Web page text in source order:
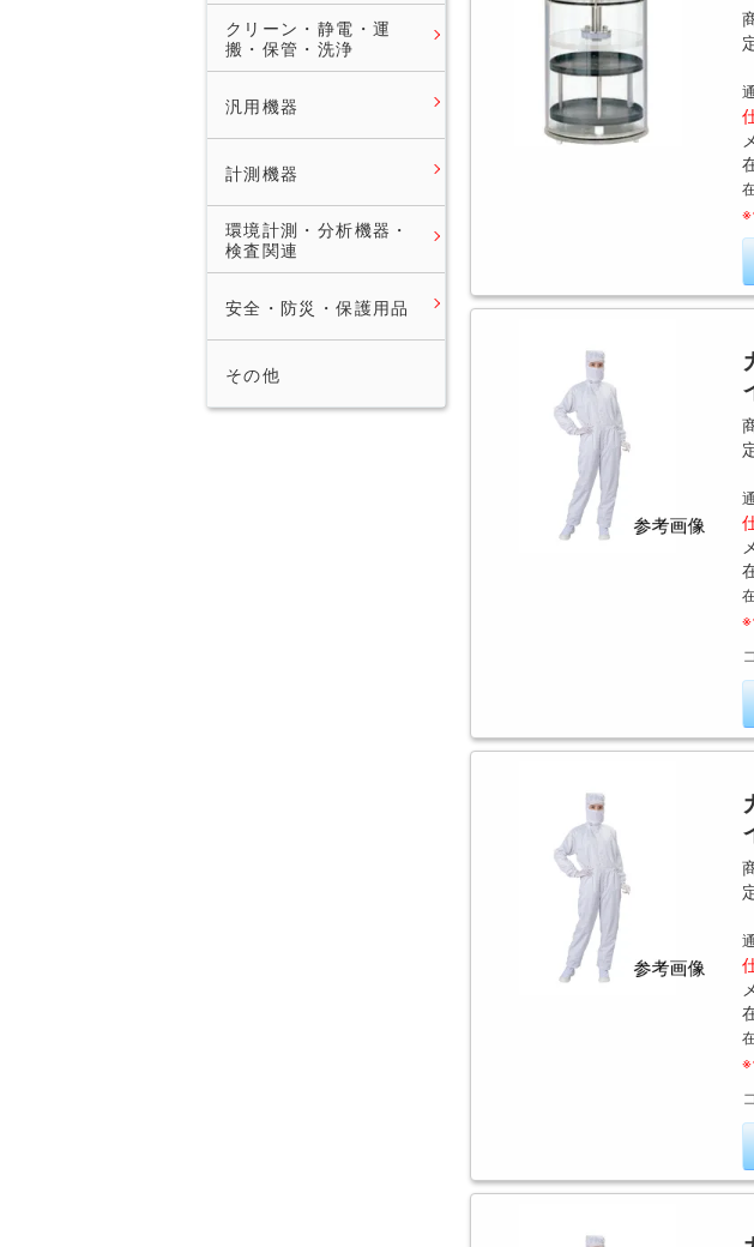
クリーン・静電・運
搬・保管・洗浄
汎用機器
計測機器
環境計測・分析機器・
検査関連
安全・防災・保護用品
その他